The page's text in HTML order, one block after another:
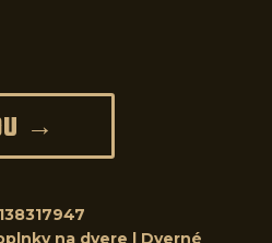
→
na dvere | Dverné